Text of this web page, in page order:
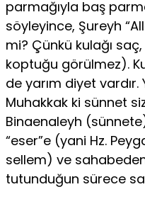
parmağıyla baş
söyleyince, Şureyh
mi? Çünkü kulağı
koptuğu görülmez).
de yarım diyet vardır.
Muhakkak ki sünnet
Binaenaleyh
“eser”e (yani Hz.
sellem) ve
tutunduğun sürece